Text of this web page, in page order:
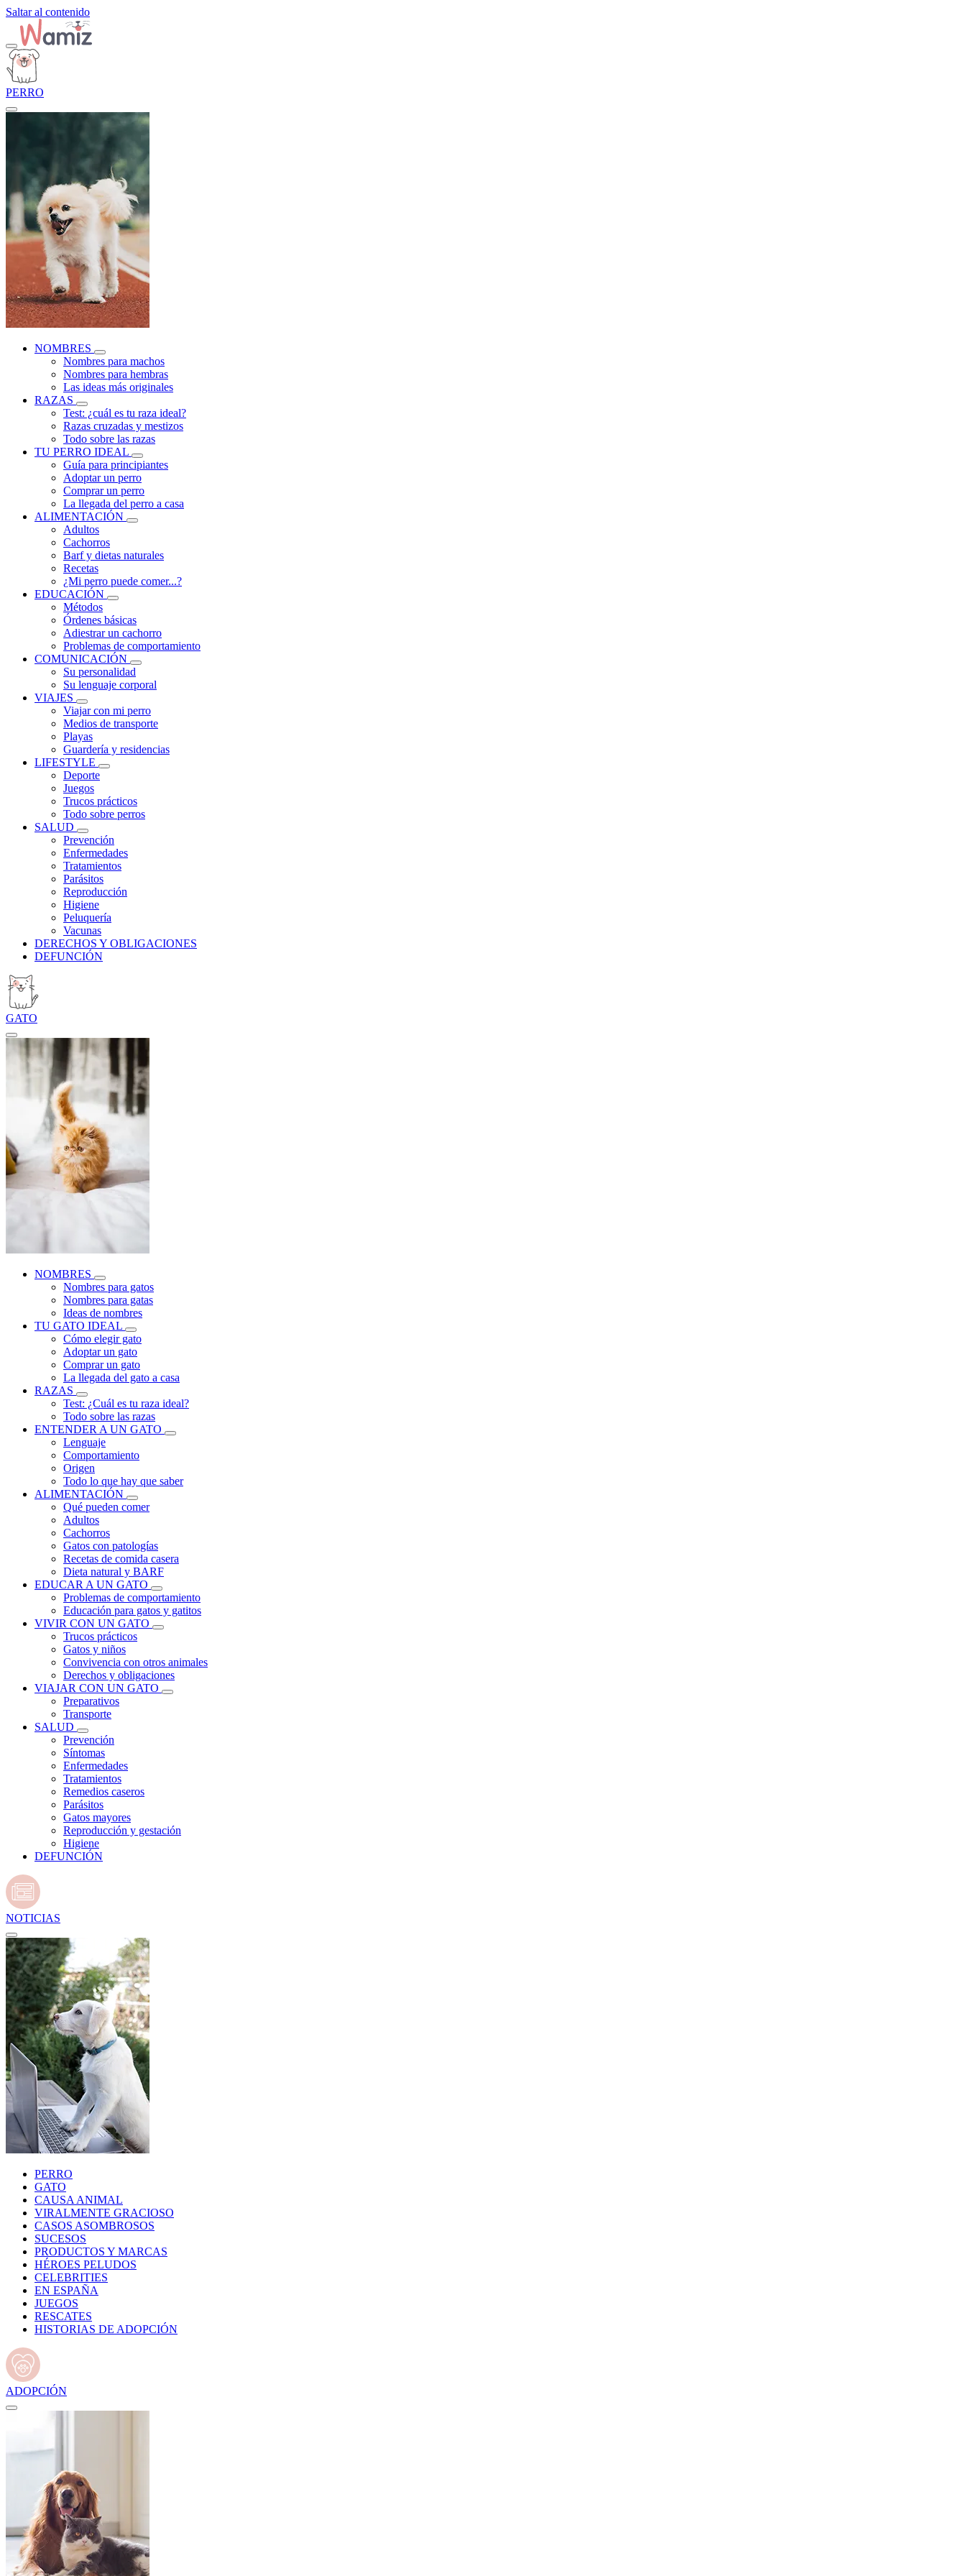
Saltar al contenido
PERRO
NOMBRES
Nombres para machos
Nombres para hembras
Las ideas más originales
RAZAS
Test: ¿cuál es tu raza ideal?
Razas cruzadas y mestizos
Todo sobre las razas
TU PERRO IDEAL
Guía para principiantes
Adoptar un perro
Comprar un perro
La llegada del perro a casa
ALIMENTACIÓN
Adultos
Cachorros
Barf y dietas naturales
Recetas
¿Mi perro puede comer...?
EDUCACIÓN
Métodos
Órdenes básicas
Adiestrar un cachorro
Problemas de comportamiento
COMUNICACIÓN
Su personalidad
Su lenguaje corporal
VIAJES
Viajar con mi perro
Medios de transporte
Playas
Guardería y residencias
LIFESTYLE
Deporte
Juegos
Trucos prácticos
Todo sobre perros
SALUD
Prevención
Enfermedades
Tratamientos
Parásitos
Reproducción
Higiene
Peluquería
Vacunas
DERECHOS Y OBLIGACIONES
DEFUNCIÓN
GATO
NOMBRES
Nombres para gatos
Nombres para gatas
Ideas de nombres
TU GATO IDEAL
Cómo elegir gato
Adoptar un gato
Comprar un gato
La llegada del gato a casa
RAZAS
Test: ¿Cuál es tu raza ideal?
Todo sobre las razas
ENTENDER A UN GATO
Lenguaje
Comportamiento
Origen
Todo lo que hay que saber
ALIMENTACIÓN
Qué pueden comer
Adultos
Cachorros
Gatos con patologías
Recetas de comida casera
Dieta natural y BARF
EDUCAR A UN GATO
Problemas de comportamiento
Educación para gatos y gatitos
VIVIR CON UN GATO
Trucos prácticos
Gatos y niños
Convivencia con otros animales
Derechos y obligaciones
VIAJAR CON UN GATO
Preparativos
Transporte
SALUD
Prevención
Síntomas
Enfermedades
Tratamientos
Remedios caseros
Parásitos
Gatos mayores
Reproducción y gestación
Higiene
DEFUNCIÓN
NOTICIAS
PERRO
GATO
CAUSA ANIMAL
VIRALMENTE GRACIOSO
CASOS ASOMBROSOS
SUCESOS
PRODUCTOS Y MARCAS
HÉROES PELUDOS
CELEBRITIES
EN ESPAÑA
JUEGOS
RESCATES
HISTORIAS DE ADOPCIÓN
ADOPCIÓN